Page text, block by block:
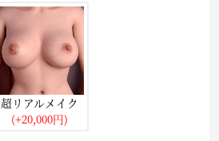
超リアルメイク
(+20,000円)